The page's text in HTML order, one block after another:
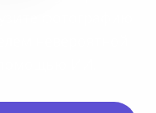
фотографию